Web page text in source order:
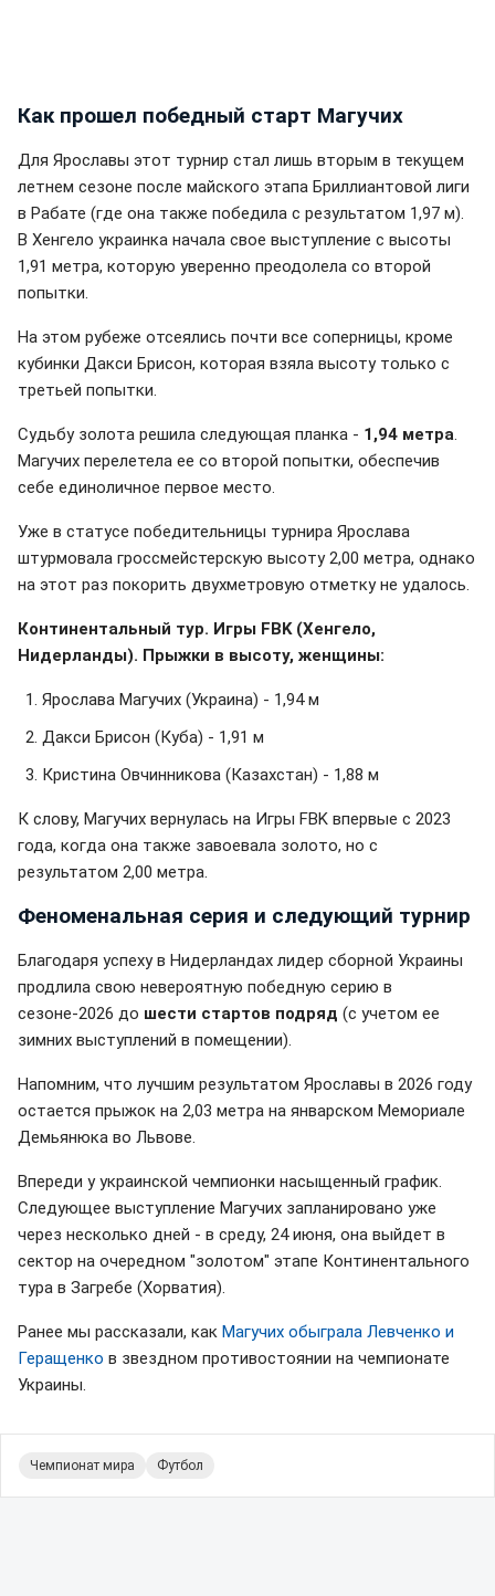
Как прошел победный старт Магучих
Для Ярославы этот турнир стал лишь вторым в текущем
летнем сезоне после майского этапа Бриллиантовой лиги
в Рабате (где она также победила с результатом 1,97 м).
В Хенгело украинка начала свое выступление с высоты
1,91 метра, которую уверенно преодолела со второй
попытки.
На этом рубеже отсеялись почти все соперницы, кроме
кубинки Дакси Брисон, которая взяла высоту только с
третьей попытки.
Судьбу золота решила следующая планка - 1,94 метра
Магучих перелетела ее со второй попытки, обеспечив
себе единоличное первое место.
Уже в статусе победительницы турнира Ярослава
штурмовала гроссмейстерскую высоту 2,00 метра, однако
на этот раз покорить двухметровую отметку не удалось.
Континентальный тур. Игры FBK (Хенгело,
Нидерланды). Прыжки в высоту, женщины:
Ярослава Магучих (Украина) - 1,94 м
Дакси Брисон (Куба) - 1,91 м
Кристина Овчинникова (Казахстан) - 1,88 м
К слову, Магучих вернулась на Игры FBK впервые с 2023
года, когда она также завоевала золото, но с
результатом 2,00 метра.
Феноменальная серия и следующий турнир
Благодаря успеху в Нидерландах лидер сборной Украины
продлила свою невероятную победную серию в
сезоне-2026 до шести стартов подряд (с учетом ее
зимних выступлений в помещении).
Напомним, что лучшим результатом Ярославы в 2026 году
остается прыжок на 2,03 метра на январском Мемориале
Демьянюка во Львове.
Впереди у украинской чемпионки насыщенный график.
Следующее выступление Магучих запланировано уже
через несколько дней - в среду, 24 июня, она выйдет в
сектор на очередном "золотом" этапе Континентального
тура в Загребе (Хорватия).
Ранее мы рассказали, как Магучих обыграла Левченко и
Геращенко в звездном противостоянии на чемпионате
Украины.
Чемпионат мира Футбол